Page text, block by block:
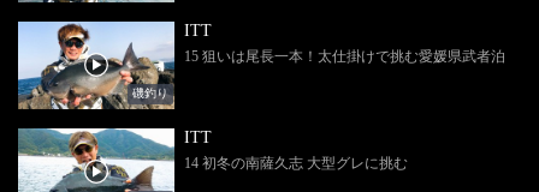
磯釣り
ITT
15 狙いは尾長一本！太仕掛けで挑む愛媛県武者泊
ITT
14 初冬の南薩久志 大型グレに挑む